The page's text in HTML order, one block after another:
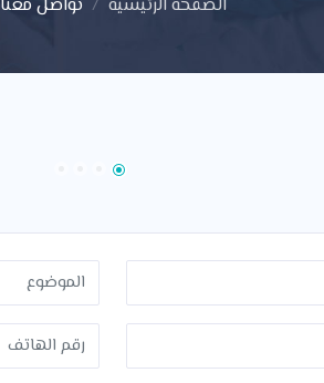
الصفحة الرئيسية تواصل معنا